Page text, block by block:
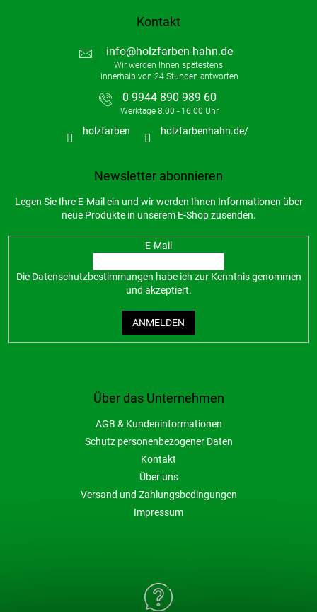
Über das Unternehmen
AGB & Kundeninformationen
Schutz personenbezogener Daten
Kontakt
Über uns
Versand und Zahlungsbedingungen
Impressum
Kontakt
info@holzfarben-hahn.de
0 9944 890 989 60
holzfarben holzfarbenhahn.de/
Newsletter abonnieren
Legen Sie Ihre E-Mail ein und wir werden Ihnen Informationen über
neue Produkte in unserem E-Shop zusenden.
E-Mail
Die Datenschutzbestimmungen habe ich zur Kenntnis genommen
und akzeptiert.
ANMELDEN